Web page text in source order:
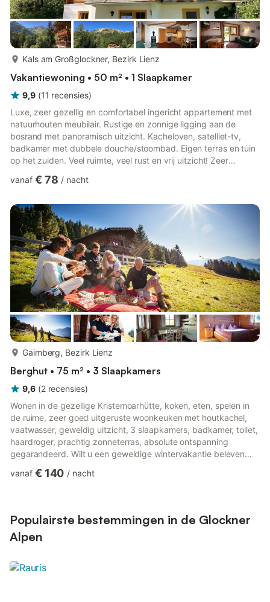
Kals am Großglockner, Bezirk Lienz
Vakantiewoning • 50 m² • 1 Slaapkamer
9,9 (11 recensies)
Luxe, zeer gezellig en comfortabel ingericht appartement met
natuurhouten meubilair. Rustige en zonnige ligging aan de
bosrand met panoramisch uitzicht. Kacheloven, satelliet-tv,
badkamer met dubbele douche/stoombad. Eigen terras en tuin
op het zuiden. Veel ruimte, veel rust en vrij uitzicht! Zeer
Zonnige, rustige ligging aan de bosrand, eigen terras, complete
stoombad, vaatwasser en oven. Direct startpunt voor de Kalser
Talrundweg en voor hoogtewandelingen. Huisdieren toegesta...
vanaf € 78 / nacht
Gaimberg, Bezirk Lienz
Berghut • 75 m² • 3 Slaapkamers
9,6 (2 recensies)
Wonen in de gezellige Kristemoarhütte, koken, eten, spelen in
de ruime, zeer goed uitgeruste woonkeuken met houtkachel,
vaatwasser, geweldig uitzicht, 3 slaapkamers, badkamer, toilet,
haardroger, prachtig zonneterras, absolute ontspanning
gegarandeerd. Wilt u een geweldige wintervakantie beleven
piste in de ochtend? Genieten van een koel biertje op het
dan vandaag nog! Ruime woonkeuken met vaatwasser en
houtk...
vanaf € 140 / nacht
Populairste bestemmingen in de Glockner
Alpen